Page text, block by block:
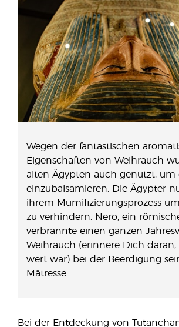
Wegen der fantastischen
Eigenschaften von Weihrauch
alten Ägypten auch genutzt, um
einzubalsamieren. Die Ägypter
ihrem Mumifizierungsprozess
zu verhindern. Nero, ein
verbrannte einen ganzen
Weihrauch (erinnere Dich daran,
wert war) bei der Beerdigung
Mätresse.
Bei der Entdeckung von